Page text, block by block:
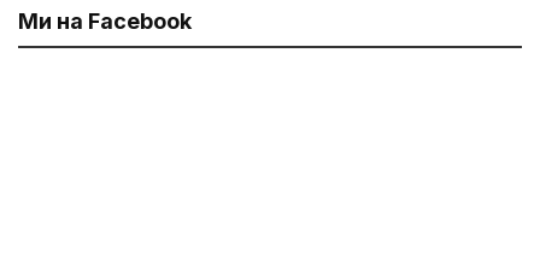
Ми на Facebook